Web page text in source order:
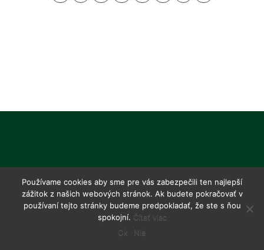
Používame cookies aby sme pre vás zabezpečili ten najlepší
zážitok z našich webových stránok. Ak budete pokračovať v
používaní tejto stránky budeme predpokladať, že ste s ňou
spokojní. Čítať viac
Ok
Nie